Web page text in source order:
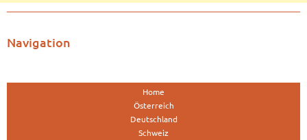
Navigation
Home
Österreich
Deutschland
Schweiz